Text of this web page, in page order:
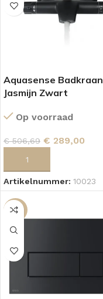
Aquasense Badkraan
Jasmijn Zwart
Op voorraad
€506,69 € 289,00
Artikelnummer: 10023
-10%